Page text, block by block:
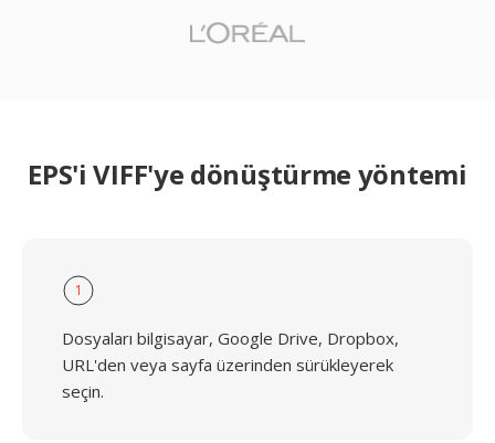
EPS'i VIFF'ye dönüştürme yöntemi
1
Dosyaları bilgisayar, Google Drive, Dropbox,
URL'den veya sayfa üzerinden sürükleyerek
seçin.